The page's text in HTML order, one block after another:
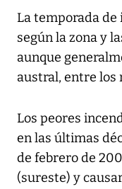
La temporada
según la zona y
aunque
austral, entre los
Los peores
en las últimas
de febrero de
(sureste) y